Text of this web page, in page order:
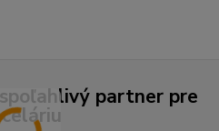
partner pre